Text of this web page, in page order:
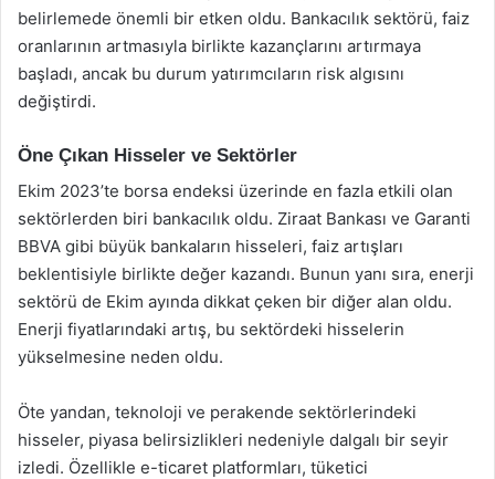
belirlemede önemli bir etken oldu. Bankacılık sektörü, faiz
oranlarının artmasıyla birlikte kazançlarını artırmaya
başladı, ancak bu durum yatırımcıların risk algısını
değiştirdi.
Öne Çıkan Hisseler ve Sektörler
Ekim 2023’te borsa endeksi üzerinde en fazla etkili olan
sektörlerden biri bankacılık oldu. Ziraat Bankası ve Garanti
BBVA gibi büyük bankaların hisseleri, faiz artışları
beklentisiyle birlikte değer kazandı. Bunun yanı sıra, enerji
sektörü de Ekim ayında dikkat çeken bir diğer alan oldu.
Enerji fiyatlarındaki artış, bu sektördeki hisselerin
yükselmesine neden oldu.
Öte yandan, teknoloji ve perakende sektörlerindeki
hisseler, piyasa belirsizlikleri nedeniyle dalgalı bir seyir
izledi. Özellikle e-ticaret platformları, tüketici